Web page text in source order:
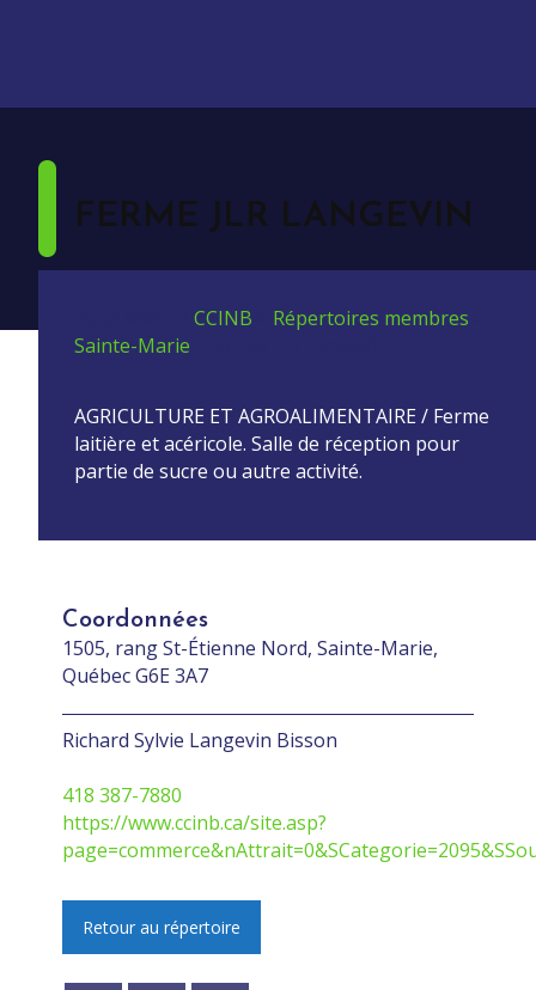
FERME JLR LANGEVIN
CCINB Répertoires membres
Sainte-Marie
AGRICULTURE ET AGROALIMENTAIRE / Ferme
laitière et acéricole. Salle de réception pour
partie de sucre ou autre activité.
Coordonnées
1505, rang St-Étienne Nord, Sainte-Marie,
Québec G6E 3A7
Richard Sylvie Langevin Bisson
418 387-7880
https://www.ccinb.ca/site.asp?
Retour au répertoire